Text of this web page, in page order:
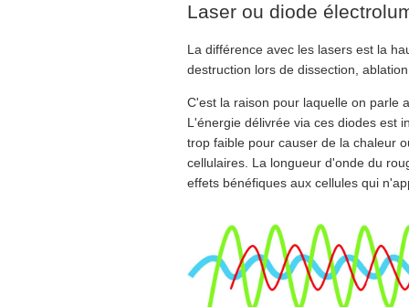
Laser ou diode
La différence avec les lasers est la
destruction lors de dissection,
C'est la raison pour laquelle on parle
L'énergie délivrée via ces diodes est
trop faible pour causer de la chaleur
cellulaires. La longueur d'onde du
effets bénéfiques aux cellules qui